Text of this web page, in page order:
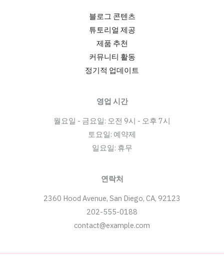
블로그 콘텐츠
튜토리얼 제공
제품 추천
커뮤니티 활동
정기적 업데이트
영업 시간
월요일 - 금요일: 오전 9시 - 오후 7시
토요일: 예약제
일요일: 휴무
연락처
2360 Hood Avenue, San Diego, CA, 92123
202-555-0188
contact@example.com